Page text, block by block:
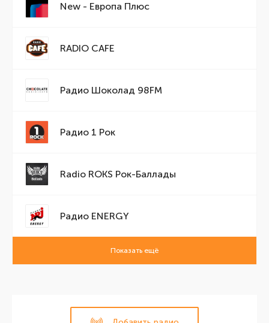
New - Европа Плюс
RADIO CAFE
Радио Шоколад 98FM
Радио 1 Рок
Radio ROKS Рок-Баллады
Радио ENERGY
Показать ещё